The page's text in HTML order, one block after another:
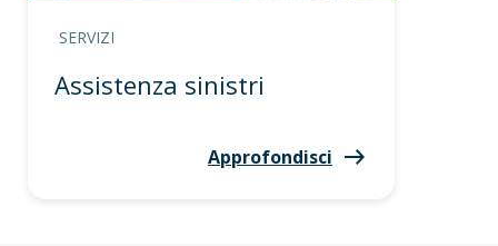
SERVIZI
Assistenza sinistri
Approfondisci